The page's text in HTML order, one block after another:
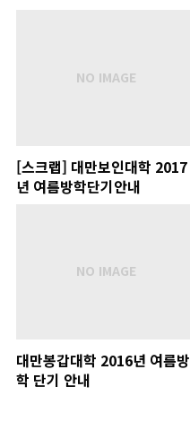
[스크랩] 대만보인대학 2017
년 여름방학단기안내
대만봉갑대학 2016년 여름방
학 단기 안내